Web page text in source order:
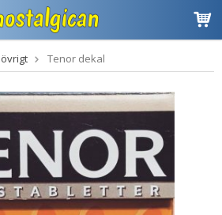
Produkten har blivit
tillagd i varukorgen
övrigt Tenor dekal